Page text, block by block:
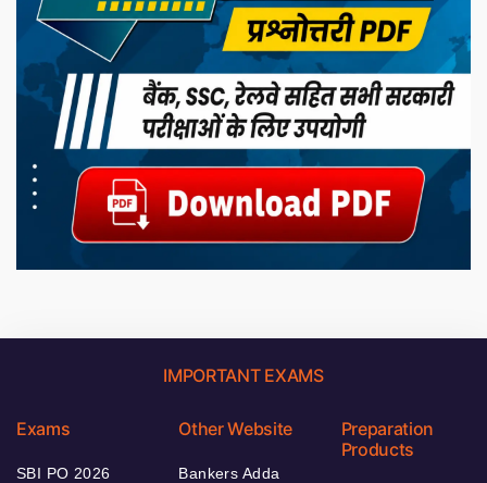
IMPORTANT EXAMS
Exams
SBI PO 2026
Other Website
Bankers Adda
Preparation
Products